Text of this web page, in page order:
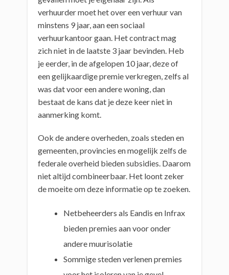
verhuurder moet het over een verhuur van
minstens 9 jaar, aan een sociaal
verhuurkantoor gaan. Het contract mag
zich niet in de laatste 3 jaar bevinden. Heb
je eerder, in de afgelopen 10 jaar, deze of
een gelijkaardige premie verkregen, zelfs al
was dat voor een andere woning, dan
bestaat de kans dat je deze keer niet in
aanmerking komt.
Ook de andere overheden, zoals steden en
gemeenten, provincies en mogelijk zelfs de
federale overheid bieden subsidies. Daarom
niet altijd combineerbaar. Het loont zeker
de moeite om deze informatie op te zoeken.
Netbeheerders als Eandis en Infrax
bieden premies aan voor onder
andere muurisolatie
Sommige steden verlenen premies